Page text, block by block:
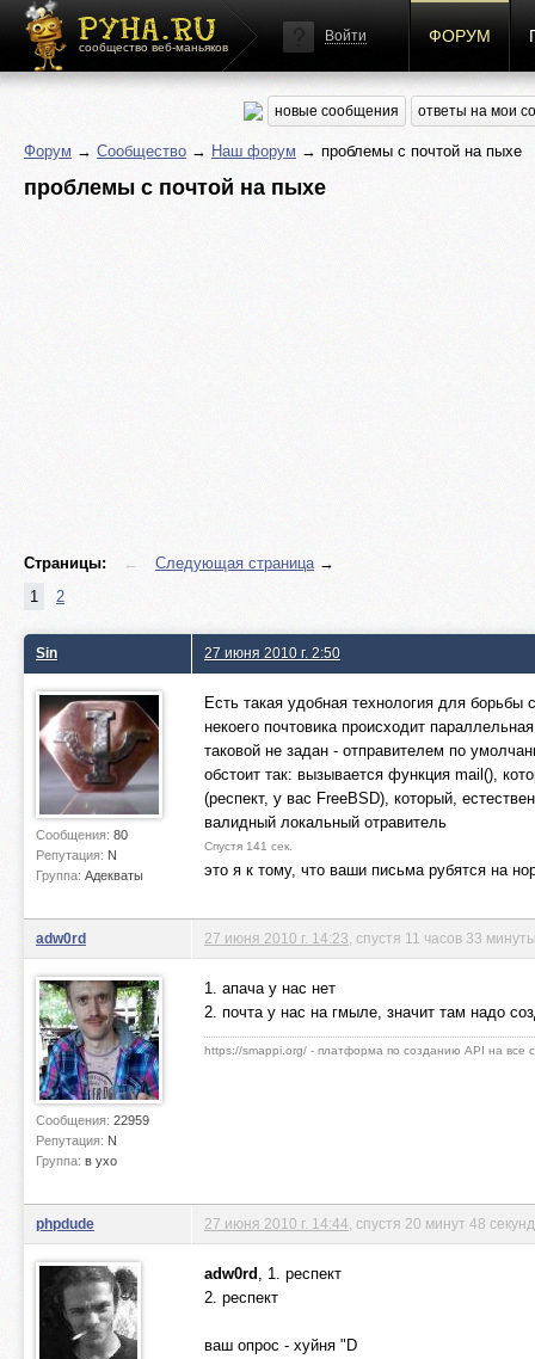
сообщество веб-маньяков
Войти ФОРУМ
новые сообщения ответы на мои
Форум → Сообщество → Наш форум → проблемы с почтой на пыхе
проблемы с почтой на пыхе
Страницы: ← Следующая страница→
1
2
Sin
Сообщения: 80
Репутация: N
Группа: Адекваты
27 июня 2010 г. 2:50
Есть такая удобная технология для
некоего почтовика происходит
таковой не задан - отправителем по
обстоит так: вызывается функция mail(),
(респект, у вас FreeBSD), который,
валидный локальный отравитель
Спустя 141 сек.
это я к тому, что ваши письма рубятся на
adw0rd
Сообщения: 22959
Репутация: N
Группа: в ухо
27 июня 2010 г. 14:23 , спустя 11 часов 33
1. апача у нас нет
2. почта у нас на гмыле, значит там надо
https://smappi.org/ - платформа по созданию API на все
phpdude 27 июня 2010 г. 14:44 , спустя 20 минут 48 секунд
adw0rd , 1. респект
2. респект
ваш опрос - хуйня "D